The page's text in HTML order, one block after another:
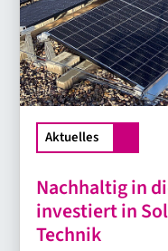
Aktuelles
Nachhaltig in
investiert in
Technik